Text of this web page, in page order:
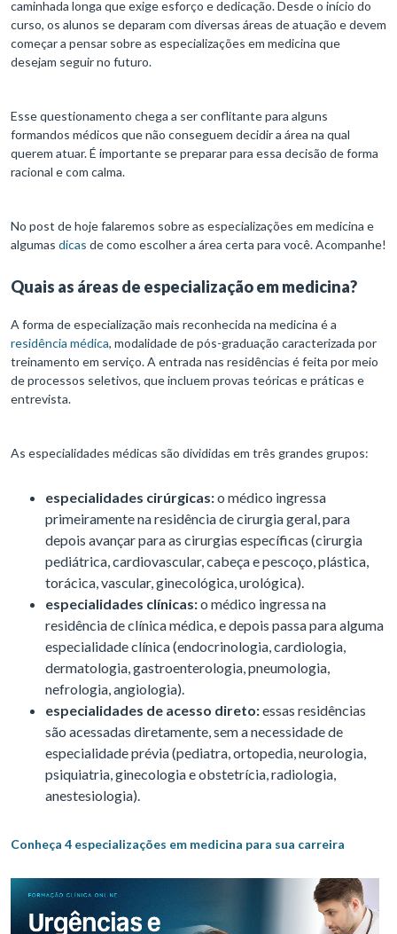
caminhada longa que exige esforço e dedicação. Desde o início do
curso, os alunos se deparam com diversas áreas de atuação e devem
começar a pensar sobre as especializações em medicina que
desejam seguir no futuro.
Esse questionamento chega a ser conflitante para alguns
formandos médicos que não conseguem decidir a área na qual
querem atuar. É importante se preparar para essa decisão de forma
racional e com calma.
No post de hoje falaremos sobre as especializações em medicina e
algumas dicas de como escolher a área certa para você. Acompanhe!
Quais as áreas de especialização em medicina?
A forma de especialização mais reconhecida na medicina é a
residência médica, modalidade de pós-graduação caracterizada por
treinamento em serviço. A entrada nas residências é feita por meio
de processos seletivos, que incluem provas teóricas e práticas e
entrevista.
As especialidades médicas são divididas em três grandes grupos:
especialidades cirúrgicas:o médico ingressa
primeiramente na residência de cirurgia geral, para
depois avançar para as cirurgias específicas (cirurgia
pediátrica, cardiovascular, cabeça e pescoço, plástica,
torácica, vascular, ginecológica, urológica).
especialidades clínicas:o médico ingressa na
residência de clínica médica, e depois passa para alguma
especialidade clínica (endocrinologia, cardiologia,
dermatologia, gastroenterologia, pneumologia,
nefrologia, angiologia).
especialidades de acesso direto:essas residências
são acessadas diretamente, sem a necessidade de
especialidade prévia (pediatra, ortopedia, neurologia,
psiquiatria, ginecologia e obstetrícia, radiologia,
anestesiologia).
Conheça 4 especializações em medicina para sua carreira